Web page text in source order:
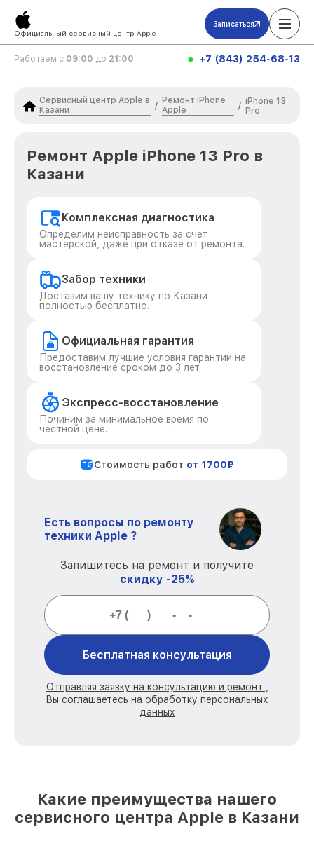
Официальный сервисный центр Apple
Записаться
Работаем с 09:00 до 21:00 +7 (843) 254-68-13
Сервисный центр Apple в
Казани
/
Ремонт iPhone
Apple
/ iPhone 13
Pro
Ремонт Apple iPhone 13 Pro в
Казани
Комплексная диагностика
Определим неисправность за счет
мастерской, даже при отказе от ремонта.
Забор техники
Доставим вашу технику по Казани
полностью бесплатно.
Официальная гарантия
Предоставим лучшие условия гарантии на
восстановление сроком до 3 лет.
Экспресс-восстановление
Починим за минимальное время по
честной цене.
Стоимость работ от 1700₽
Есть вопросы по ремонту
техники Apple ?
Запишитесь на ремонт и получите
скидку -25%
Бесплатная консультация
Отправляя заявку на консультацию и ремонт ,
Вы соглашаетесь на обработку персональных
данных
Какие преимущества нашего
сервисного центра Apple в Казани